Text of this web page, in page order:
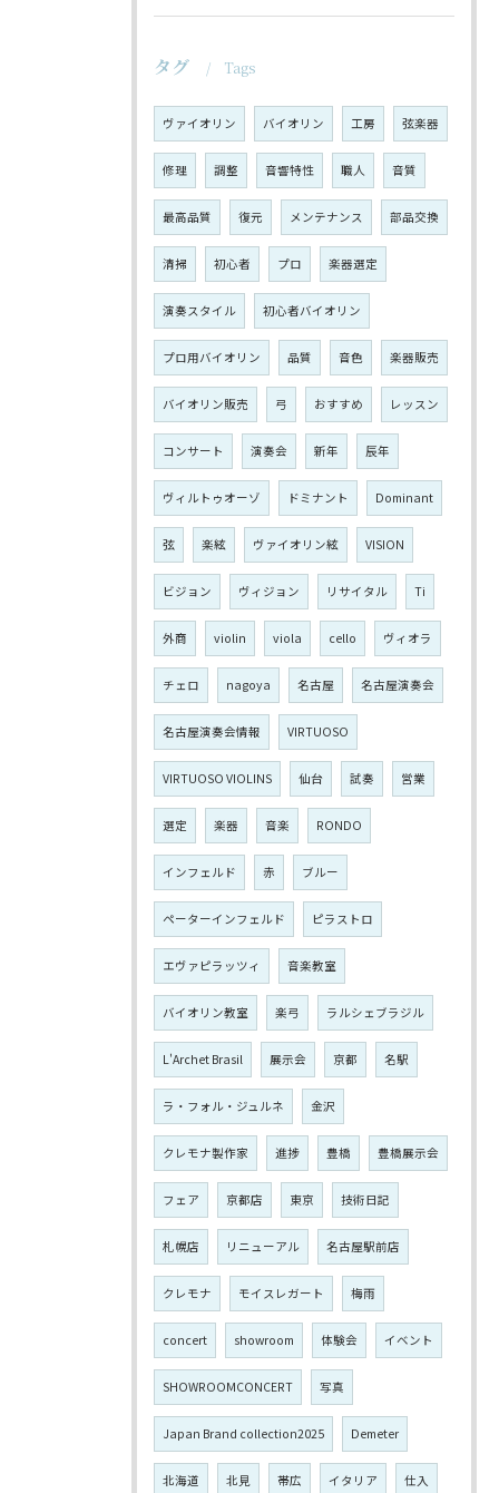
タグ Tags
ヴァイオリン バイオリン 工房 弦楽器
修理 調整 音響特性 職人 音質
最高品質 復元 メンテナンス 部品交換
清掃 初心者 プロ 楽器選定
演奏スタイル 初心者バイオリン
プロ用バイオリン 品質 音色 楽器販売
バイオリン販売 弓 おすすめ レッスン
コンサート 演奏会 新年 辰年
ヴィルトゥオーゾ ドミナント Dominant
弦 楽絃 ヴァイオリン絃 VISION
ビジョン ヴィジョン リサイタル Ti
外商 violin viola cello ヴィオラ
チェロ nagoya 名古屋 名古屋演奏会
名古屋演奏会情報 VIRTUOSO
VIRTUOSO VIOLINS 仙台 試奏 営業
選定 楽器 音楽 RONDO
インフェルド 赤 ブルー
ペーターインフェルド ピラストロ
エヴァピラッツィ 音楽教室
バイオリン教室 楽弓 ラルシェブラジル
L'Archet Brasil 展示会 京都 名駅
ラ・フォル・ジュルネ 金沢
クレモナ製作家 進捗 豊橋 豊橋展示会
フェア 京都店 東京 技術日記
札幌店 リニューアル 名古屋駅前店
クレモナ モイスレガート 梅雨
concert showroom 体験会 イベント
SHOWROOMCONCERT 写真
Japan Brand collection2025 Demeter
北海道 北見 帯広 イタリア 仕入